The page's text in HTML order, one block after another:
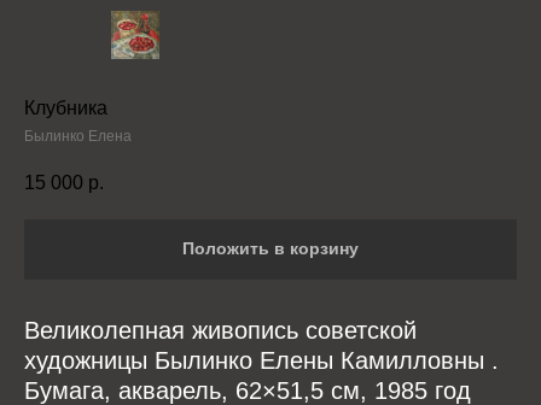
Клубника
Былинко Елена
15 000 р.
Положить в корзину
Великолепная живопись советской
художницы Былинко Елены Камилловны .
Бумага, акварель, 62×51,5 см, 1985 год